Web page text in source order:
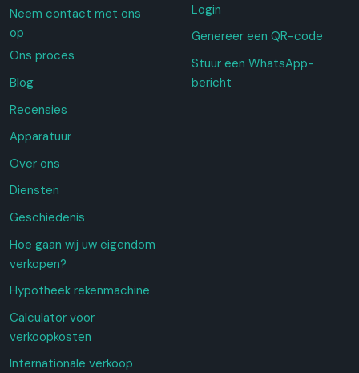
Neem contact met ons
op
Ons proces
Blog
Recensies
Apparatuur
Over ons
Diensten
Geschiedenis
Hoe gaan wij uw eigendom
verkopen?
Hypotheek rekenmachine
Calculator voor
verkoopkosten
Internationale verkoop
Login
Genereer een QR-code
Stuur een WhatsApp-
bericht